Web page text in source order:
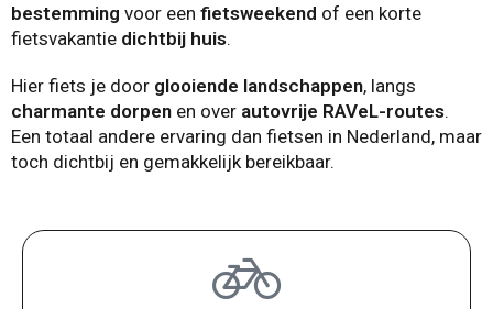
bestemming voor een fietsweekend of een korte
fietsvakantie dichtbij huis.
Hier fiets je door glooiende landschappen, langs
charmante dorpen en over autovrije RAVeL-routes.
Een totaal andere ervaring dan fietsen in Nederland, maar
toch dichtbij en gemakkelijk bereikbaar.